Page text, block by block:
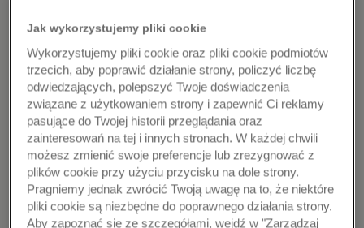
europejskich krajów (19:40). Jemy kolację o niemalże
1,5 godziny wcześniej niż Włosi (21:05), którzy znajdują
się na drugim końcu zestawienia, jako naród, który
najpóźniej kończy wizyty w lokalu.
„Obserwowane przez nas zmiany w nawykach
zakupowych konsumentów odzwierciedlają głęboką
transformację sposobu, w jaki ludzie zarządzają swoim
czasem i nadają priorytet doświadczeniom. Nie jest to
przejściowy trend, ale nowa rzeczywistość, w której
wcześniejsze planowanie i wygoda odgrywają kluczową
Jak wykorzystujemy pliki cookie
Wykorzystujemy pliki cookie oraz pliki cookie podmiotów
trzecich, aby poprawić działanie strony, policzyć liczbę
odwiedzających, polepszyć Twoje doświadczenia
związane z użytkowaniem strony i zapewnić Ci reklamy
pasujące do Twojej historii przeglądania oraz
zainteresowań na tej i innych stronach. W każdej chwili
możesz zmienić swoje preferencje lub zrezygnować z
plików cookie przy użyciu przycisku na dole strony.
Pragniemy jednak zwrócić Twoją uwagę na to, że niektóre
pliki cookie są niezbędne do poprawnego działania strony.
Aby zapoznać się ze szczegółami, wejdź w "Zarządzaj